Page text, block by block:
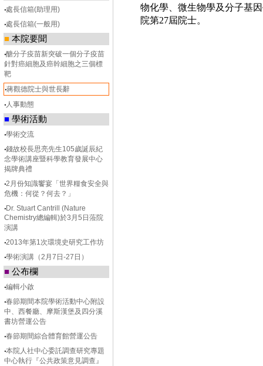
‧處長信箱(助理用)
‧處長信箱(一般用)
■ 本院要聞
‧醣分子疫苗新突破一個分子疫苗
針對癌細胞及癌幹細胞之三個標
靶
‧蔣觀德院士與世長辭
‧人事動態
■ 學術活動
‧學術交流
‧錢故校長思亮先生105歲誕辰紀
念學術講座暨科學教育發展中心
揭牌典禮
‧2月份知識饗宴「世界糧食安全與
危機：何從？何去？」
‧Dr. Stuart Cantrill (Nature
Chemistry總編輯)於3月5日蒞院
演講
‧2013年第1次環境史研究工作坊
‧學術演講（2月7日-27日）
■ 公布欄
‧編輯小啟
‧春節期間本院學術活動中心附設
中、西餐廳、摩斯漢堡及四分溪
書坊營運公告
‧春節期間綜合體育館營運公告
‧本院人社中心委託調查研究專題
中心執行『公共政策意見調查』
物化學、微生物學及分子基
院第27屆院士。